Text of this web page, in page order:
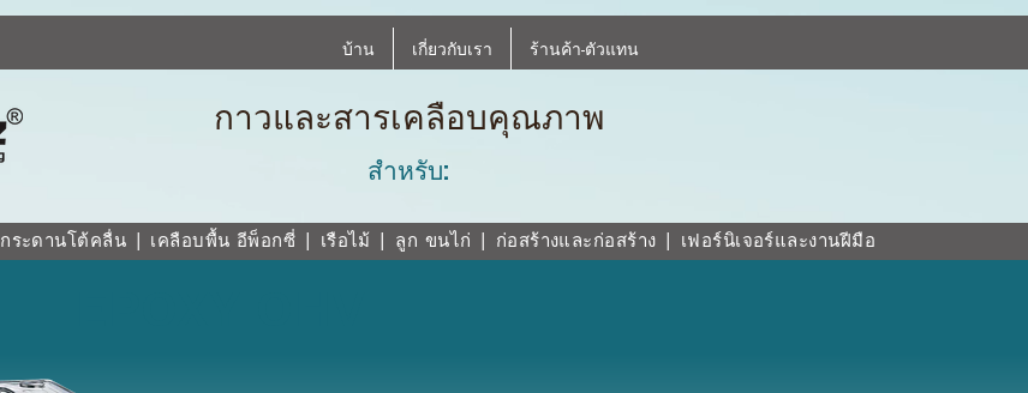
บ้าน เกี่ยวกับเรา ร้านค้า-ตัวแทน
กาวและสารเคลือบคุณภาพ
สำหรับ:
กระดานโต้คลื่น | เคลือบพื้น อีพ็อกซี่ | เรือไม้ | ลูก ขนไก่ | ก่อสร้างและก่อสร้าง | เฟอร์นิเจอร์และงานฝีมือ